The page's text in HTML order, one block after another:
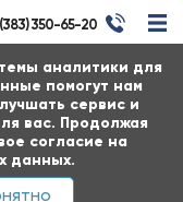
аналитики для
помогут нам
сервис и
вас. Продолжая
согласие на
данных.
350-65-20